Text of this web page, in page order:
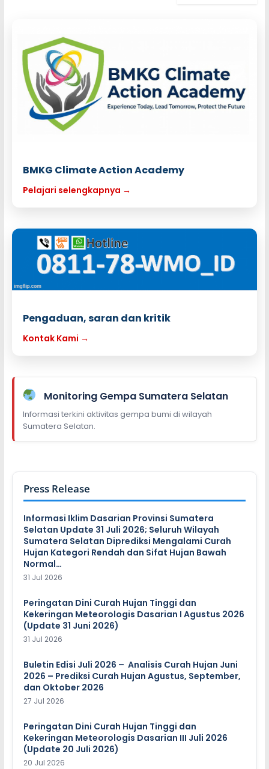
BMKG Climate Action Academy
Pelajari selengkapnya →
Pengaduan, saran dan kritik
Kontak Kami →
Monitoring Gempa Sumatera Selatan
Informasi terkini aktivitas gempa bumi di wilayah
Sumatera Selatan.
Press Release
Informasi Iklim Dasarian Provinsi Sumatera
Selatan Update 31 Juli 2026; Seluruh Wilayah
Sumatera Selatan Diprediksi Mengalami Curah
Hujan Kategori Rendah dan Sifat Hujan Bawah
Normal…
31 Jul 2026
Peringatan Dini Curah Hujan Tinggi dan
Kekeringan Meteorologis Dasarian I Agustus 2026
(Update 31 Juni 2026)
31 Jul 2026
Buletin Edisi Juli 2026 – Analisis Curah Hujan Juni
2026 – Prediksi Curah Hujan Agustus, September,
dan Oktober 2026
27 Jul 2026
Peringatan Dini Curah Hujan Tinggi dan
Kekeringan Meteorologis Dasarian III Juli 2026
(Update 20 Juli 2026)
20 Jul 2026